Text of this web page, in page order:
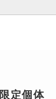
定個体